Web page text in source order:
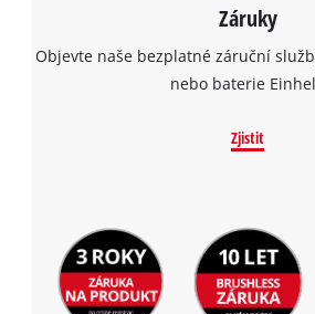
Záruky
Objevte naše bezplatné záruční
nebo baterie
Zjistit